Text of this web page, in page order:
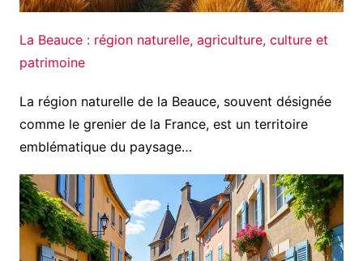
La Beauce : région naturelle, agriculture, culture et
patrimoine
La région naturelle de la Beauce, souvent désignée
comme le grenier de la France, est un territoire
emblématique du paysage…